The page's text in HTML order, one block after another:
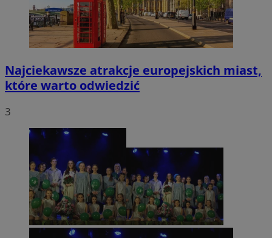
Najciekawsze atrakcje europejskich miast,
które warto odwiedzić
3